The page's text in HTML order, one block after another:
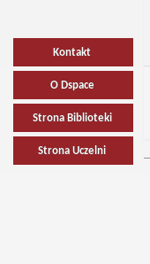
Kontakt
O Dspace
Strona Biblioteki
Strona Uczelni